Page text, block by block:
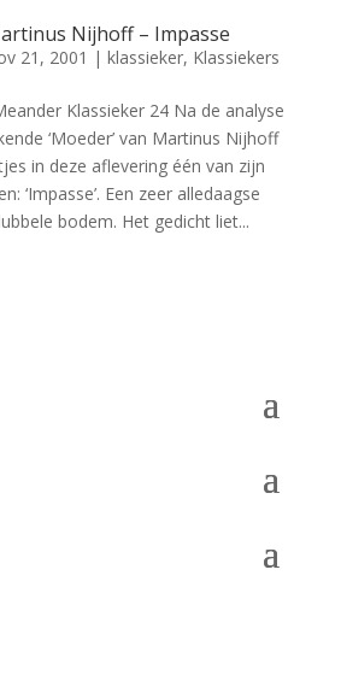
Nijhoff – Impasse
21, 2001 | klassieker, Klassiekers
Klassieker 24 Na de analyse
‘Moeder’ van Martinus Nijhoff
in deze aflevering één van zijn
‘Impasse’. Een zeer alledaagse
bodem. Het gedicht liet...